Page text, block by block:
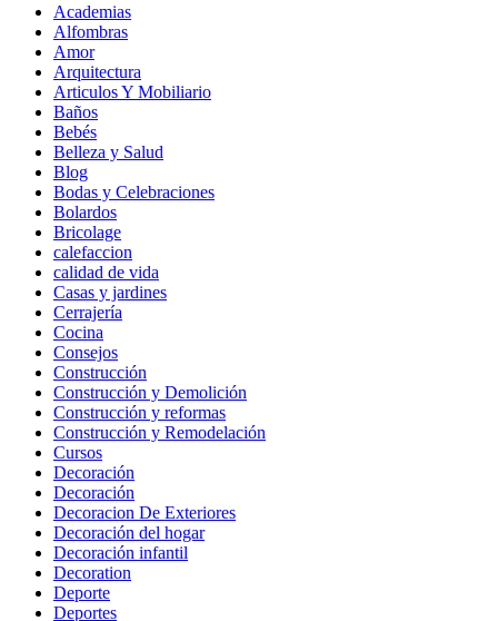
Academias
Alfombras
Amor
Arquitectura
Articulos Y Mobiliario
Baños
Bebés
Belleza y Salud
Blog
Bodas y Celebraciones
Bolardos
Bricolage
calefaccion
calidad de vida
Casas y jardines
Cerrajería
Cocina
Consejos
Construcción
Construcción y Demolición
Construcción y reformas
Construcción y Remodelación
Cursos
Decoración
Decoración
Decoracion De Exteriores
Decoración del hogar
Decoración infantil
Decoration
Deporte
Deportes